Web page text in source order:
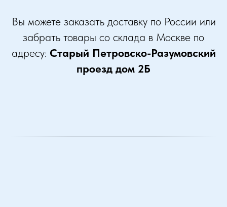
Вы можете заказать доставку по России или
забрать товары со склада в Москве по
адресу: Старый Петровско-Разумовский
проезд дом 2Б